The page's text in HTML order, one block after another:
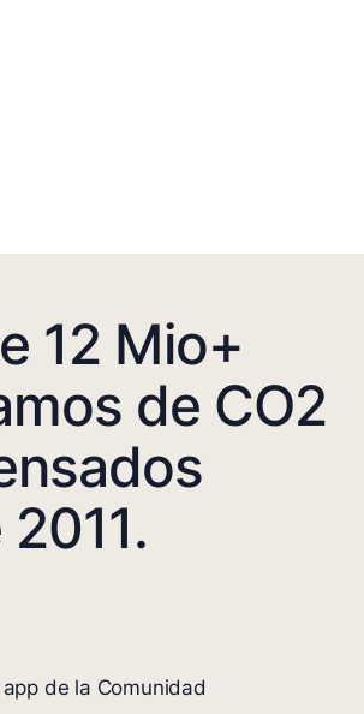
12 Mio+
de CO2
de la Comunidad